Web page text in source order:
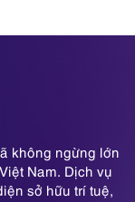
không ngừng lớn
Nam. Dịch vụ
sở hữu trí tuệ,